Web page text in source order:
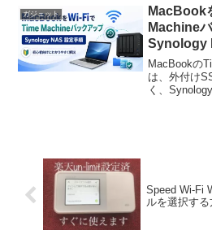
ができます
ガジェット
MacBook
Machine
Synology
MacBookの
は、外付け
く、
Speed Wi-Fi
ルを選択する